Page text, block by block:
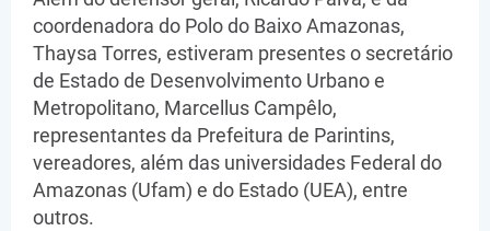
coordenadora do Polo do Baixo Amazonas,
Thaysa Torres, estiveram presentes o secretário
de Estado de Desenvolvimento Urbano e
Metropolitano, Marcellus Campêlo,
representantes da Prefeitura de Parintins,
vereadores, além das universidades Federal do
Amazonas (Ufam) e do Estado (UEA), entre
outros.